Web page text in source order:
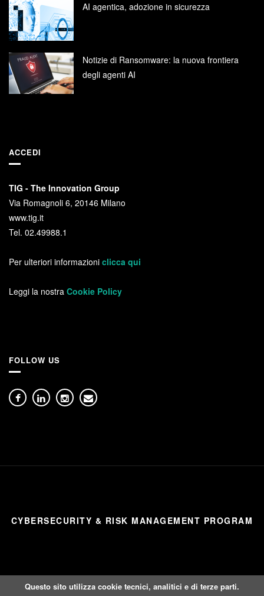
AI agentica, adozione in sicurezza
Notizie di Ransomware: la nuova frontiera
degli agenti AI
ACCEDI
TIG - The Innovation Group
Via Romagnoli 6, 20146 Milano
www.tig.it
Tel. 02.49988.1
Per ulteriori informazioni clicca qui
Leggi la nostra Cookie Policy
FOLLOW US
CYBERSECURITY & RISK MANAGEMENT PROGRAM
Questo sito utilizza cookie tecnici, analitici e di terze parti.